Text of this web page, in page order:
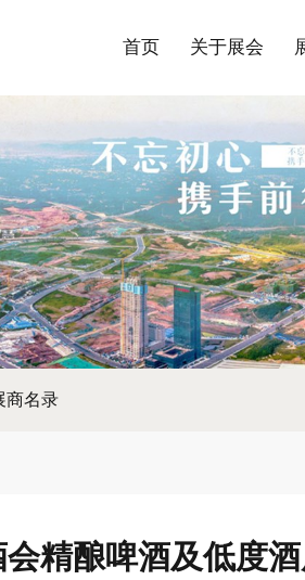
首页 关于展会
商名录
精酿啤酒及低度